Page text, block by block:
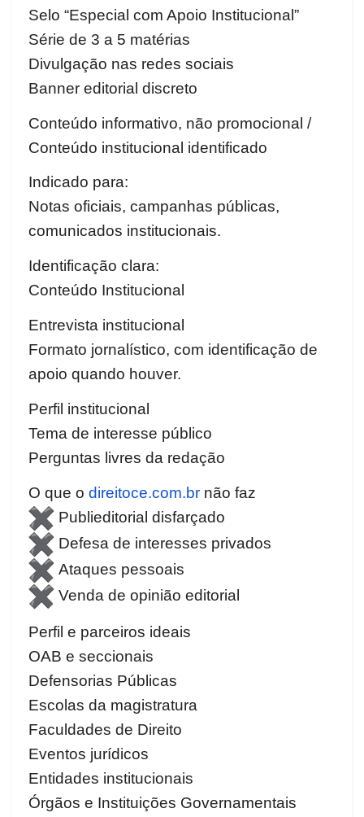
Selo “Especial com Apoio Institucional”
Série de 3 a 5 matérias
Divulgação nas redes sociais
Banner editorial discreto
Conteúdo informativo, não promocional /
Conteúdo institucional identificado
Indicado para:
Notas oficiais, campanhas públicas,
comunicados institucionais.
Identificação clara:
Conteúdo Institucional
Entrevista institucional
Formato jornalístico, com identificação de
apoio quando houver.
Perfil institucional
Tema de interesse público
Perguntas livres da redação
O que o direitoce.com.br não faz
Publieditorial disfarçado
Defesa de interesses privados
Ataques pessoais
Venda de opinião editorial
Perfil e parceiros ideais
OAB e seccionais
Defensorias Públicas
Escolas da magistratura
Faculdades de Direito
Eventos jurídicos
Entidades institucionais
Órgãos e Instituições Governamentais